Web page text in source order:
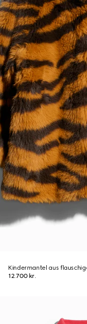
Kindermantel aus
12.700 kr.